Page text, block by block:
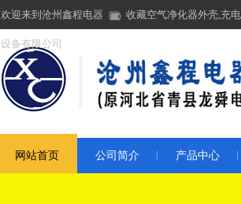
收藏空气净化器外壳,充
欢迎来到沧州鑫程电器
设备有限公司
网站首页 公司简介 产品中心